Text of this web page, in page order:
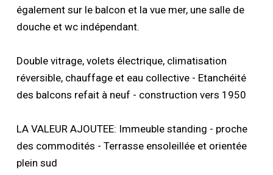
également sur le balcon et la vue mer, une salle de
douche et wc indépendant.
Double vitrage, volets électrique, climatisation
réversible, chauffage et eau collective - Etanchéité
des balcons refait à neuf - construction vers 1950
LA VALEUR AJOUTEE: Immeuble standing - proche
des commodités - Terrasse ensoleillée et orientée
plein sud